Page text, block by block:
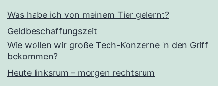
Was habe ich von meinem Tier gelernt?
Geldbeschaffungszeit
Wie wollen wir große Tech-Konzerne in den Griff
bekommen?
Heute linksrum – morgen rechtsrum